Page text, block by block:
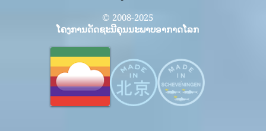
© 2008-2025
ໂຄງການດັດຊະນີຄຸນນະພາບອາກາດໂລກ